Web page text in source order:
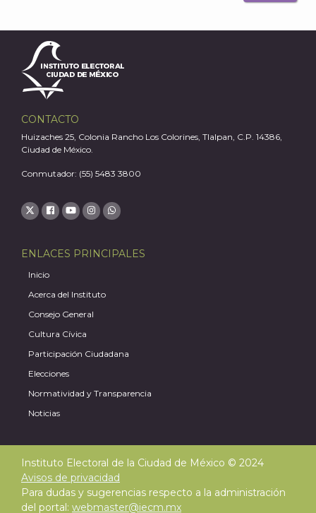
CONTACTO
Huizaches 25, Colonia Rancho Los Colorines, Tlalpan, C.P. 14386,
Ciudad de México.
Conmutador: (55) 5483 3800
ENLACES PRINCIPALES
Inicio
Acerca del Instituto
Consejo General
Cultura Cívica
Participación Ciudadana
Elecciones
Normatividad y Transparencia
Noticias
Instituto Electoral de la Ciudad de México © 2024
Avisos de privacidad
Para dudas y sugerencias respecto a la administración
del portal: webmaster@iecm.mx